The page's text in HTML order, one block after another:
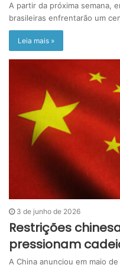
A partir da próxima semana,
brasileiras enfrentarão um
Leia mais »
3 de junho de 2026
Restrições
pressionam
A China anunciou em maio